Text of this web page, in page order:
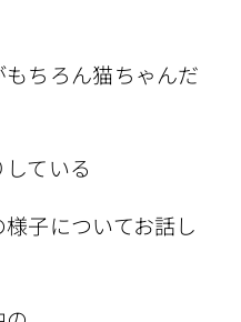
ちろん猫ちゃんだ
ている
様子についてお話し